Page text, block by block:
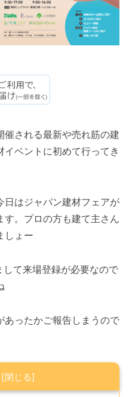
される最新や売れ筋の建
ベントに初めて行ってき
日はジャパン建材フェアが
す。プロの方も建て主さん
しょー
て来場登録が必要なので
あったかご報告しまうので